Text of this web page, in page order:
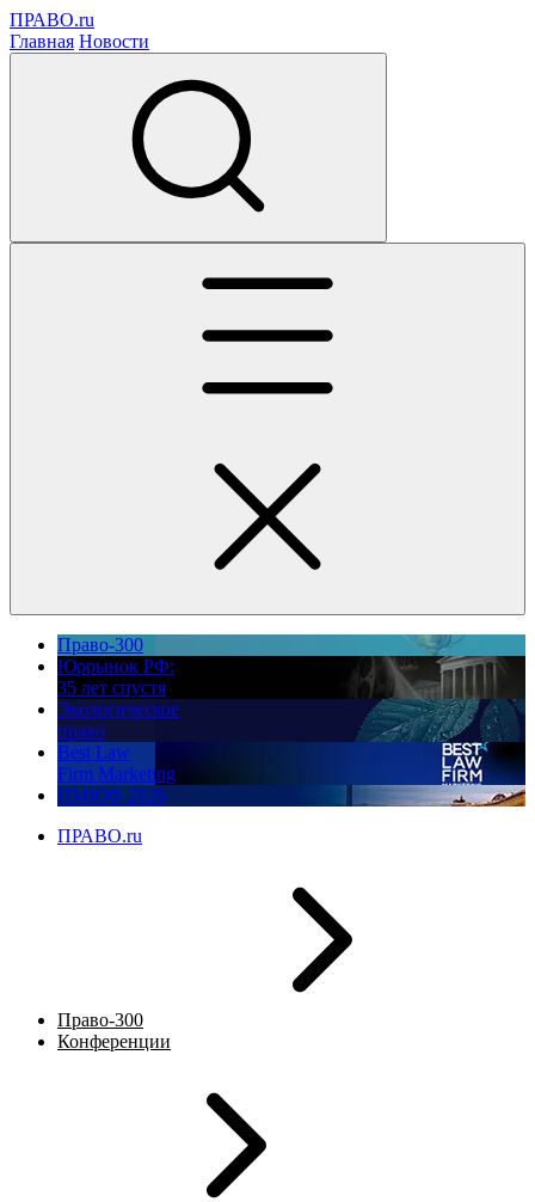
ПРАВО.ru
Главная Новости
Право-300
Юррынок РФ:
35 лет спустя
Экологическое
право
Best Law
Firm Marketing
ПМЮФ 2026
ПРАВО.ru
Право-300
Конференции